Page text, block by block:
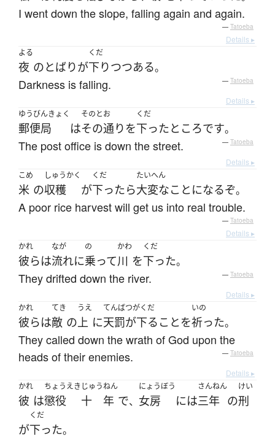
I went down the slope, falling again and again.
— Tatoeba
Details ▸
よる
夜 のとばりが
くだ
下りつつある。
Darkness is falling. — Tatoeba
Details ▸
ゆうびんきょく
郵便局 は
そのとお
その通り を
くだ
下ったところです。
The post office is down the street. — Tatoeba
Details ▸
こめ
米 の
しゅうかく
収穫 が
くだ
下ったら
たいへん
大変なことになるぞ。
A poor rice harvest will get us into real trouble.
— Tatoeba
Details ▸
かれ
彼らは
なが
流れに
の
乗って
かわ
川 を
くだ
下った。
They drifted down the river. — Tatoeba
Details ▸
かれ
彼らは
てき
敵 の
うえ
上 に
てんばつがくだ
天罰が下る ことを
いの
祈った。
They called down the wrath of God upon the
heads of their enemies.
— Tatoeba
Details ▸
かれ
彼 は
ちょうえき
懲役
じゅう
十
ねん
年 で、
にょうぼう
女房 には
さんねん
三年 の
けい
刑
が
くだ
下った。